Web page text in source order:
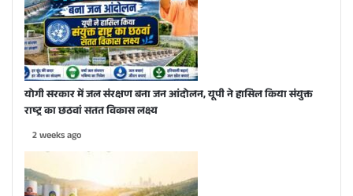
योगी सरकार में जल संरक्षण बना जन आंदोलन, यूपी ने हासिल किया संयुक्त
राष्ट्र का छठवां सतत विकास लक्ष्य
2 weeks ago